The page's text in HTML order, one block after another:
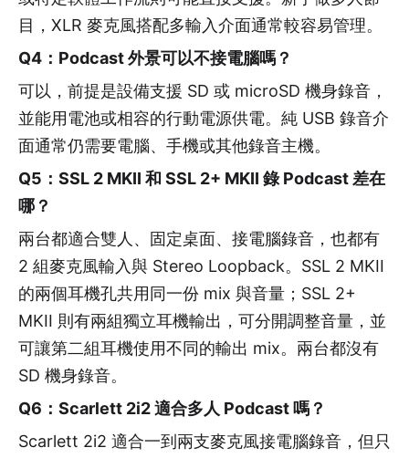
目，XLR 麥克風搭配多輸入介面通常較容易管理。
Q4：Podcast 外景可以不接電腦嗎？
可以，前提是設備支援 SD 或 microSD 機身錄音，
並能用電池或相容的行動電源供電。純 USB 錄音介
面通常仍需要電腦、手機或其他錄音主機。
Q5：SSL 2 MKII 和 SSL 2+ MKII 錄 Podcast 差在
哪？
兩台都適合雙人、固定桌面、接電腦錄音，也都有
2 組麥克風輸入與 Stereo Loopback。SSL 2 MKII
的兩個耳機孔共用同一份 mix 與音量；SSL 2+
MKII 則有兩組獨立耳機輸出，可分開調整音量，並
可讓第二組耳機使用不同的輸出 mix。兩台都沒有
SD 機身錄音。
Q6：Scarlett 2i2 適合多人 Podcast 嗎？
Scarlett 2i2 適合一到兩支麥克風接電腦錄音，但只